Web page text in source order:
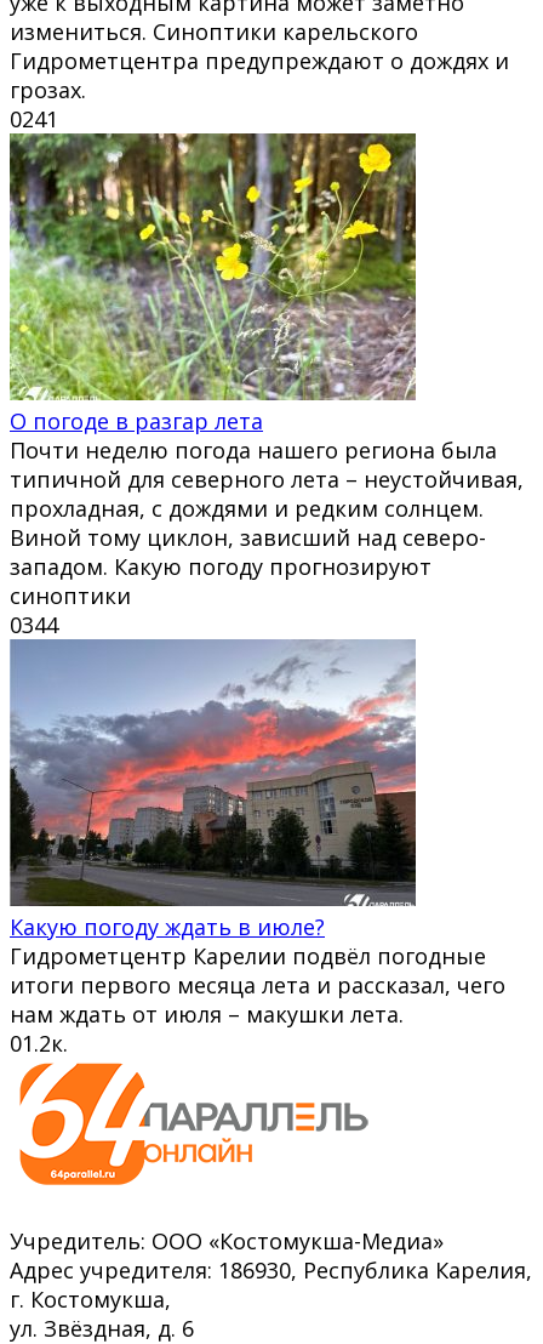
измениться. Синоптики карельского
Гидрометцентра предупреждают о дождях и
грозах.
0241
О погоде в разгар лета
Почти неделю погода нашего региона была
типичной для северного лета – неустойчивая,
прохладная, с дождями и редким солнцем.
Виной тому циклон, зависший над северо-
западом. Какую погоду прогнозируют
синоптики
0344
Какую погоду ждать в июле?
Гидрометцентр Карелии подвёл погодные
итоги первого месяца лета и рассказал, чего
нам ждать от июля – макушки лета.
01.2к.
Учредитель: ООО «Костомукша-Медиа»
Адрес учредителя: 186930, Республика Карелия,
г. Костомукша,
ул. Звёздная, д. 6